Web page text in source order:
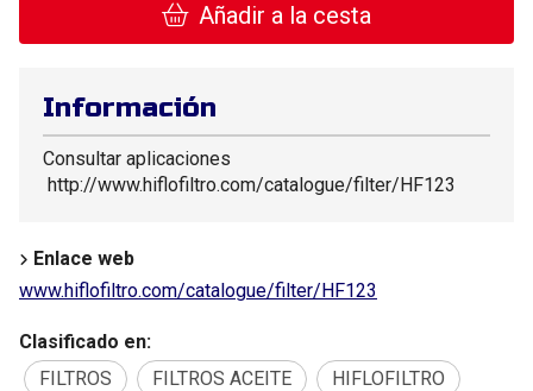
Añadir a la cesta
Información
Consultar aplicaciones
http://www.hiflofiltro.com/catalogue/filter/HF123
Enlace web
www.hiflofiltro.com/catalogue/filter/HF123
Clasificado en:
FILTROS
FILTROS ACEITE HIFLOFILTRO